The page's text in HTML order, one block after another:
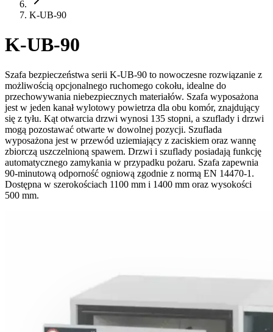
K-UB-90
K-UB-90
Szafa bezpieczeństwa serii K-UB-90 to nowoczesne rozwiązanie z
możliwością opcjonalnego ruchomego cokołu, idealne do
przechowywania niebezpiecznych materiałów. Szafa wyposażona
jest w jeden kanał wylotowy powietrza dla obu komór, znajdujący
się z tyłu. Kąt otwarcia drzwi wynosi 135 stopni, a szuflady i drzwi
mogą pozostawać otwarte w dowolnej pozycji. Szuflada
wyposażona jest w przewód uziemiający z zaciskiem oraz wannę
zbiorczą uszczelnioną spawem. Drzwi i szuflady posiadają funkcję
automatycznego zamykania w przypadku pożaru. Szafa zapewnia
90-minutową odporność ogniową zgodnie z normą EN 14470-1.
Dostępna w szerokościach 1100 mm i 1400 mm oraz wysokości
500 mm.